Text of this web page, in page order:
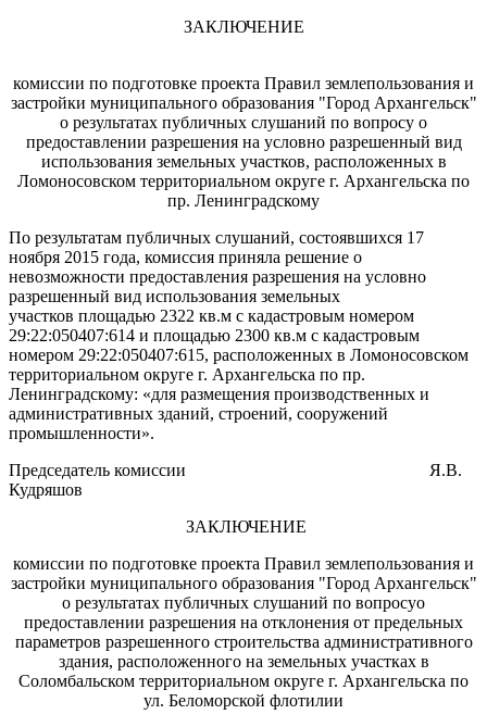
ЗАКЛЮЧЕНИЕ
комиссии по подготовке проекта Правил землепользования и
застройки муниципального образования "Город Архангельск"
о результатах публичных слушаний по вопросу о
предоставлении разрешения на условно разрешенный вид
использования земельных участков, расположенных в
Ломоносовском территориальном округе г. Архангельска по
пр. Ленинградскому
По результатам публичных слушаний, состоявшихся 17
ноября 2015 года, комиссия приняла решение о
невозможности предоставления разрешения на условно
разрешенный вид использования земельных
участков площадью 2322 кв.м с кадастровым номером
29:22:050407:614 и площадью 2300 кв.м с кадастровым
номером 29:22:050407:615, расположенных в Ломоносовском
территориальном округе г. Архангельска по пр.
Ленинградскому: «для размещения производственных и
административных зданий, строений, сооружений
промышленности».
Председатель комиссии Я.В.
Кудряшов
ЗАКЛЮЧЕНИЕ
комиссии по подготовке проекта Правил землепользования и
застройки муниципального образования "Город Архангельск"
о результатах публичных слушаний по вопросуо
предоставлении разрешения на отклонения от предельных
параметров разрешенного строительства административного
здания, расположенного на земельных участках в
Соломбальском территориальном округе г. Архангельска по
ул. Беломорской флотилии